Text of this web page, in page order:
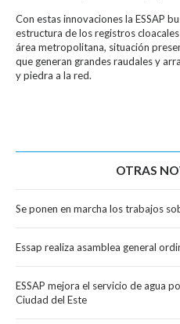
Con estas innovaciones la ESSAP
estructura de los registros
área metropolitana, situación
que generan grandes raudales y
y piedra a la red.
OTRAS
Se ponen en marcha los trabajos
Essap realiza asamblea general
ESSAP mejora el servicio de agua
Ciudad del Este